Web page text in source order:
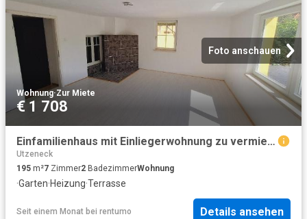
Foto anschauen
Wohnung·Zur Miete
€ 1 708
Einfamilienhaus mit Einliegerwohnung zu vermieten
Utzeneck
195 m²7 Zimmer2 BadezimmerWohnung
·Garten·Heizung·Terrasse
Seit einem Monat bei rentumo Details ansehen